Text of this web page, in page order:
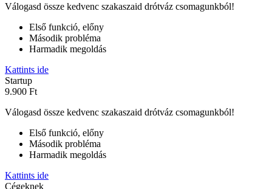
Válogasd össze kedvenc szakaszaid drótváz csomagunkból!
Első funkció, előny
Második probléma
Harmadik megoldás
Kattints ide
Startup
9.900 Ft
Válogasd össze kedvenc szakaszaid drótváz csomagunkból!
Első funkció, előny
Második probléma
Harmadik megoldás
Kattints ide
Cégeknek